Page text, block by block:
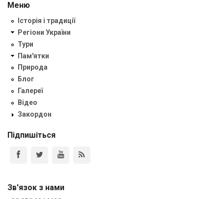
Меню
Історія і традиції
Регіони України
Тури
Пам'ятки
Природа
Блог
Галереї
Відео
Закордон
Підпишіться
Зв'язок з нами